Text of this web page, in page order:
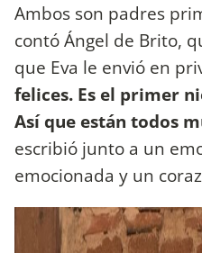
Ambos son padres
contó Ángel de Brito,
que Eva le envió en
felices. Es el primer
Así que están todos
escribió junto a un
emocionada y un